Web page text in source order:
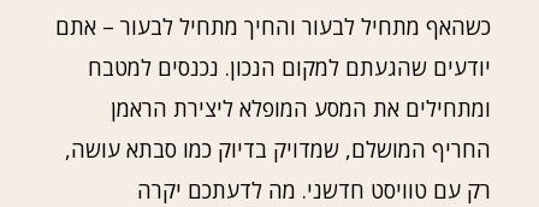
כשהאף מתחיל לבעור והחיך מתחיל לבעור – אתם
יודעים שהגעתם למקום הנכון. נכנסים למטבח
ומתחילים את המסע המופלא ליצירת הראמן
החריף המושלם, שמדויק בדיוק כמו סבתא עושה,
רק עם טוויסט חדשני. מה לדעתכם יקרה